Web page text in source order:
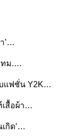
’…
ทม.…
แฟชั่น Y2K…
เสื้อผ้า…
กิด’…